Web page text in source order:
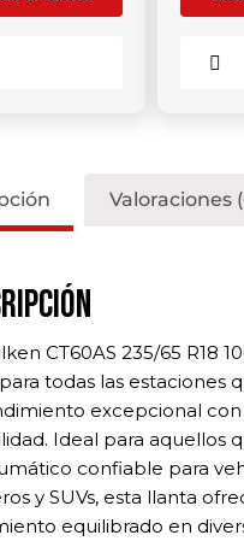
Valoraciones
CT60AS 235/65 R18
todas las estaciones
excepcional con
Ideal para aquellos
confiable para
y SUVs, esta llanta
equilibrado en